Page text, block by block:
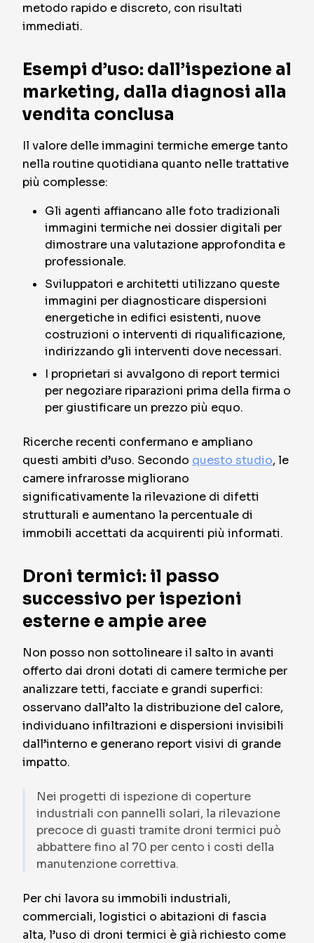
metodo rapido e discreto, con risultati
immediati.
Esempi d’uso: dall’ispezione al
marketing, dalla diagnosi alla
vendita conclusa
Il valore delle immagini termiche emerge tanto
nella routine quotidiana quanto nelle trattative
più complesse:
Gli agenti affiancano alle foto tradizionali
immagini termiche nei dossier digitali per
dimostrare una valutazione approfondita e
professionale.
Sviluppatori e architetti utilizzano queste
immagini per diagnosticare dispersioni
energetiche in edifici esistenti, nuove
costruzioni o interventi di riqualificazione,
indirizzando gli interventi dove necessari.
I proprietari si avvalgono di report termici
per negoziare riparazioni prima della firma o
per giustificare un prezzo più equo.
Ricerche recenti confermano e ampliano
questi ambiti d’uso. Secondo questo studio, le
camere infrarosse migliorano
significativamente la rilevazione di difetti
strutturali e aumentano la percentuale di
immobili accettati da acquirenti più informati.
Droni termici: il passo
successivo per ispezioni
esterne e ampie aree
Non posso non sottolineare il salto in avanti
offerto dai droni dotati di camere termiche per
analizzare tetti, facciate e grandi superfici:
osservano dall’alto la distribuzione del calore,
individuano infiltrazioni e dispersioni invisibili
dall’interno e generano report visivi di grande
impatto.
Nei progetti di ispezione di coperture
industriali con pannelli solari, la rilevazione
precoce di guasti tramite droni termici può
abbattere fino al 70 per cento i costi della
manutenzione correttiva.
Per chi lavora su immobili industriali,
commerciali, logistici o abitazioni di fascia
alta, l’uso di droni termici è già richiesto come